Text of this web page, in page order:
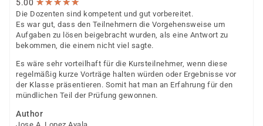
5.00
Die Dozenten sind kompetent und gut vorbereitet.
Es war gut, dass den Teilnehmern die Vorgehensweise um
Aufgaben zu lösen beigebracht wurden, als eine Antwort zu
bekommen, die einem nicht viel sagte.
Es wäre sehr vorteilhaft für die Kursteilnehmer, wenn diese
regelmäßig kurze Vorträge halten würden oder Ergebnisse vor
der Klasse präsentieren. Somit hat man an Erfahrung für den
mündlichen Teil der Prüfung gewonnen.
Author